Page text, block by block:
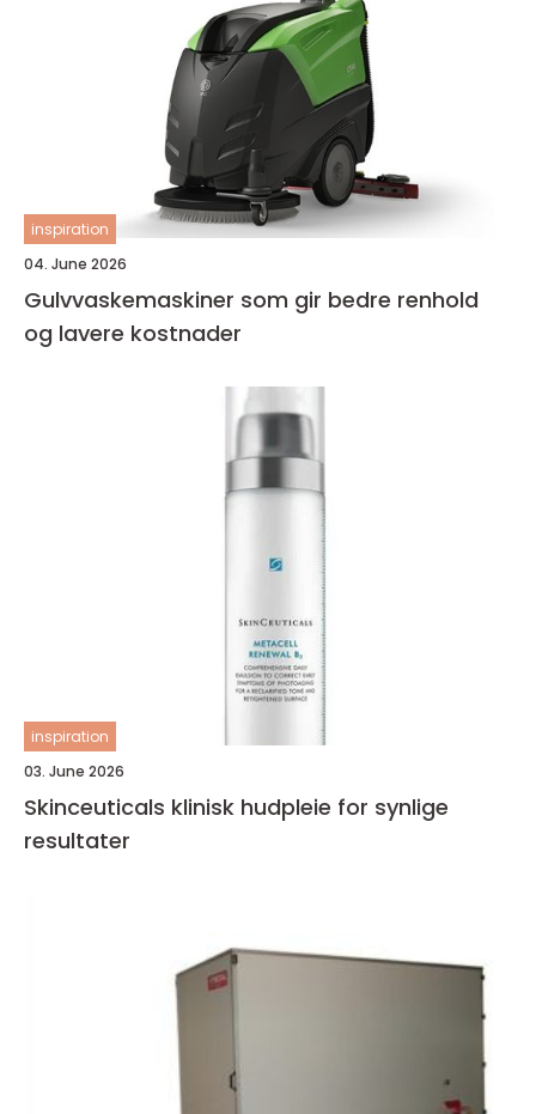
inspiration
04. June 2026
Gulvvaskemaskiner som gir bedre renhold
og lavere kostnader
inspiration
03. June 2026
Skinceuticals klinisk hudpleie for synlige
resultater